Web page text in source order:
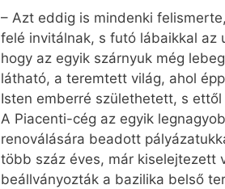
– Azt eddig is mindenki
felé invitálnak, s futó lábaikkal az
hogy az egyik szárnyuk még
látható, a teremtett világ, ahol
Isten emberré születhetett, s
A Piacenti-cég az egyik
renoválására beadott
több száz éves, már kiselejtezett
beállványozták a bazilika belső